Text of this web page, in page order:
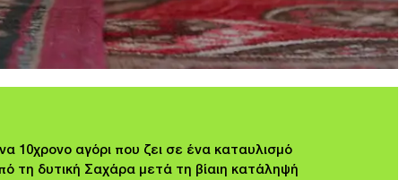
10χρονο αγόρι που ζει σε ένα καταυλισμό
τη δυτική Σαχάρα μετά τη βίαιη κατάληψή